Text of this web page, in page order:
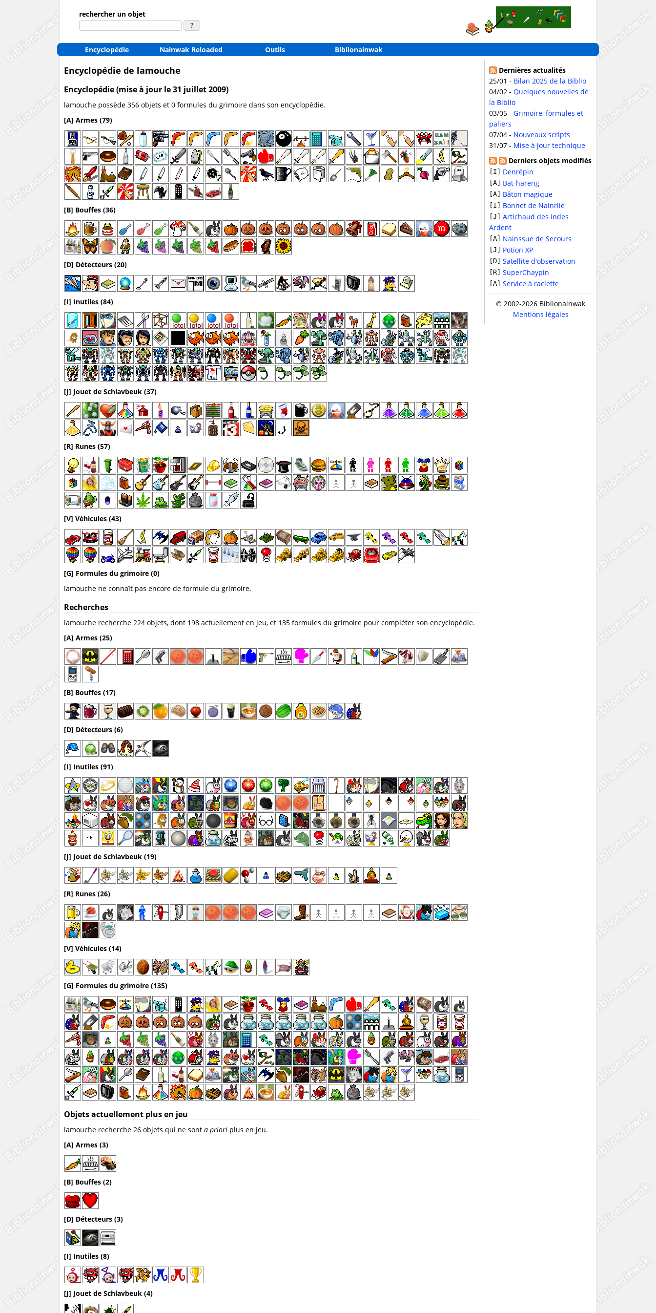
rechercher un objet
Encyclopédie Nainwak Reloaded Outils Biblionainwak
Dernières actualités
25/01 - Bilan 2025 de la Biblio
04/02 - Quelques nouvelles de
la Biblio
03/05 - Grimoire, formules et
paliers
07/04 - Nouveaux scripts
31/07 - Mise à jour technique
Derniers objets modifiés
[I] Denrépin
[A] Bat-hareng
[A] Bâton magique
[I] Bonnet de Nainrlie
[J] Artichaud des Indes
Ardent
[A] Nainssue de Secours
[J] Potion XP
[D] Satellite d'observation
[R] SuperChaypin
[A] Service à raclette
© 2002-2026 Biblionainwak
Mentions légales
Encyclopédie de lamouche
Encyclopédie (mise à jour le 31 juillet 2009)
lamouche possède 356 objets et 0 formules du grimoire dans son encyclopédie.
[A] Armes (79)
[B] Bouffes (36)
[D] Détecteurs (20)
[I] Inutiles (84)
[J] Jouet de Schlavbeuk (37)
[R] Runes (57)
[V] Véhicules (43)
[G] Formules du grimoire (0)
lamouche ne connaît pas encore de formule du grimoire.
Recherches
lamouche recherche 224 objets, dont 198 actuellement en jeu, et 135 formules du grimoire pour compléter son encyclopédie.
[A] Armes (25)
[B] Bouffes (17)
[D] Détecteurs (6)
[I] Inutiles (91)
[J] Jouet de Schlavbeuk (19)
[R] Runes (26)
[V] Véhicules (14)
[G] Formules du grimoire (135)
Objets actuellement plus en jeu
lamouche recherche 26 objets qui ne sont a priori plus en jeu.
[A] Armes (3)
[B] Bouffes (2)
[D] Détecteurs (3)
[I] Inutiles (8)
[J] Jouet de Schlavbeuk (4)